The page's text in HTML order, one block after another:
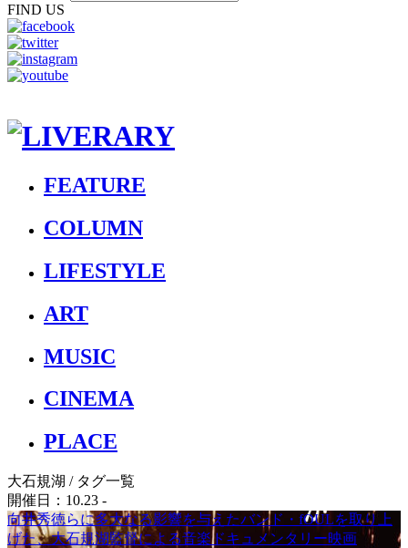
FIND US
FEATURE
COLUMN
LIFESTYLE
ART
MUSIC
CINEMA
PLACE
大石規湖 / タグ一覧
開催日：10.23 -
向井秀徳らに多大なる影響を与えたバンド・fOULを取り上
げた、大石規湖監督による音楽ドキュメンタリー映画